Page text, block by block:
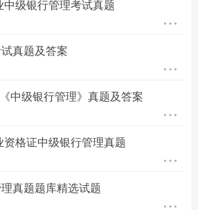
业考试于6月13日-14日举行，备
！！建议各位多多吃透真题出题
业真题题库各科刷题入口：
业历年真题汇总（12科）
线刷>> 真题在线刷>>
线刷>> 中级个人理财 真题在线刷>>
真题在线刷>>
线刷>> 中级个人贷款
级银行管理考试真题
真题及答案
中级银行管理》真题及答案
格证中级银行管理真题
真题题库精选试题